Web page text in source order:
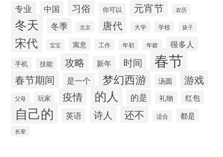
专业 中国 习俗 你可以 元宵节 农历
冬天 冬季 北京 唐代 大学 学校 孩子
宋代 宝宝 寓意 工作 年初 年龄 很多人
手机 技能 攻略 新年 时间 春节
春节期间 是一个 梦幻西游 汤圆 游戏
父母 玩家 疫情 的人 的是 礼物 红包
自己的 英语 诗人 还不 适合 都是
长辈